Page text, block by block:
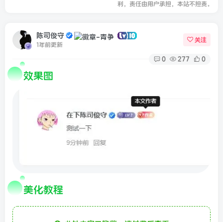
利，责任由用户承担，本站不担责。
陈司俊守
1年前更新
关注
0 277 0
效果图
美化教程